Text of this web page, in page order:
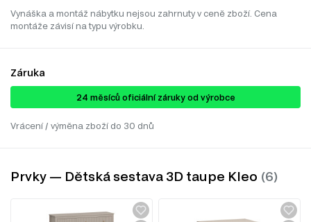
Vynáška a montáž nábytku nejsou zahrnuty v ceně zboží. Cena
montáže závisí na typu výrobku.
Záruka
24 ​​​​měsíců oficiální záruky od výrobce
Vrácení / výměna zboží do 30 dnů
Prvky — Dětská sestava 3D taupe Kleo